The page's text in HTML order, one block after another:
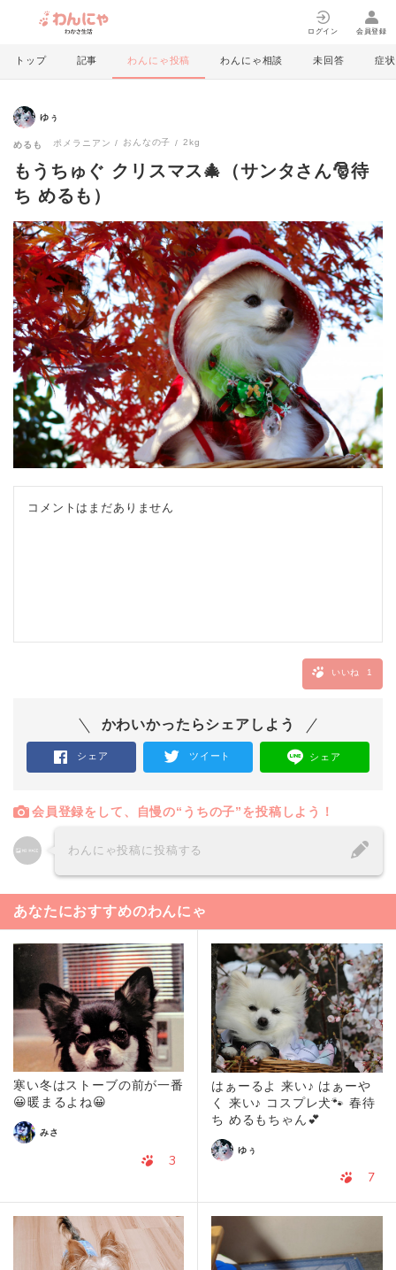
ログイン 会員登録
トップ 記事 わんにゃ投稿 わんにゃ相談 未回答 症状
ゆぅ
めるも ポメラニアン おんなの子 2kg
もうちゅぐ クリスマス🎄（サンタさん🎅待
ち めるも）
コメントはまだありません
いいね 1
かわいかったらシェアしよう
シェア ツイート シェア
会員登録をして、自慢の“うちの子”を投稿しよう！
わんにゃ投稿に投稿する
あなたにおすすめのわんにゃ
寒い冬はストーブの前が一番
😀暖まるよね😀
みさ
3
はぁーるよ 来い♪ はぁーや
く 来い♪ コスプレ犬🐾 春待
ち めるもちゃん💕
ゆぅ
7